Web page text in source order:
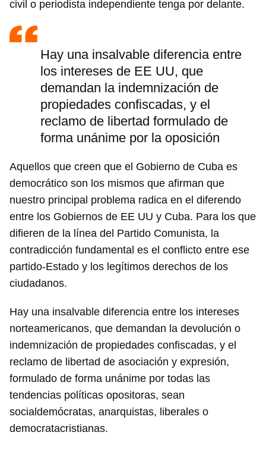
civil o periodista independiente tenga por delante.
Hay una insalvable diferencia entre
los intereses de EE UU, que
demandan la indemnización de
propiedades confiscadas, y el
reclamo de libertad formulado de
forma unánime por la oposición
Aquellos que creen que el Gobierno de Cuba es
democrático son los mismos que afirman que
nuestro principal problema radica en el diferendo
entre los Gobiernos de EE UU y Cuba. Para los que
difieren de la línea del Partido Comunista, la
contradicción fundamental es el conflicto entre ese
partido-Estado y los legítimos derechos de los
ciudadanos.
Hay una insalvable diferencia entre los intereses
norteamericanos, que demandan la devolución o
indemnización de propiedades confiscadas, y el
reclamo de libertad de asociación y expresión,
formulado de forma unánime por todas las
tendencias políticas opositoras, sean
socialdemócratas, anarquistas, liberales o
democratacristianas.